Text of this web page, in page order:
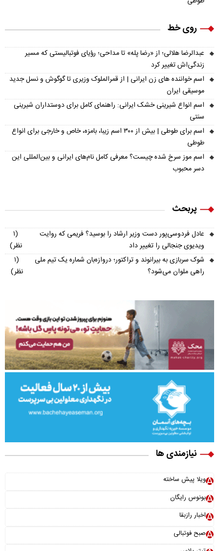
روی خط
عبدالرضا هلالی؛ از «رضا پله» تا مداحی؛ رؤیای فوتبالیستی که مسیر
زندگی‌اش تغییر کرد
اسم خواننده های زن ایرانی | از قمرالملوک وزیری تا گوگوش و نسل جدید
موسیقی ایران
اسم انواع شیرینی خشک ایرانی: راهنمای کامل برای دوستداران شیرینی
سنتی
اسم برای طوطی | بیش از ۳۰۰ اسم زیبا، بامزه، خاص و خارجی برای انواع
طوطی
اسم موز سرخ شده چیست؟ معرفی کامل نام‌های ایرانی و بین‌المللی این
دسر محبوب
پربحث
عادل فردوسی‌پور دست وزیر ارشاد را بوسید؟ فریمی که روایت
ویدیوی جنجالی را تغییر داد
(۱
نظر)
شوک سربازی به بیرانوند و تراکتور؛ دروازه‌بان شماره یک تیم ملی
راهی ملوان می‌شود؟
(۱
نظر)
نیازمندی ها
ویلا پیش ساخته
بونوس رایگان
اخبار رازبقا
صبح فوتبالی